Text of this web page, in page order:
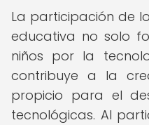
La participación de
educativa no solo
niños por la
contribuye a la
propicio para el
tecnológicas. Al